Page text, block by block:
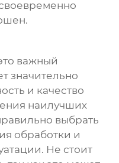
важный
значительно
и качество
наилучших
выбрать
обработки и
Не стоит